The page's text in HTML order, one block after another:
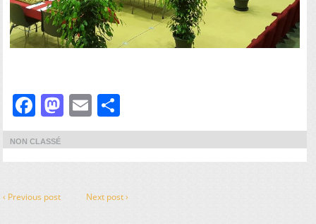
FacebookMastodonEmail
NON CLASSÉ
‹ Previous post Next post ›